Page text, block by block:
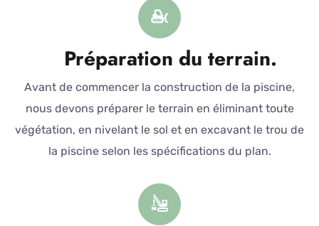
Préparation du terrain.
Avant de commencer la construction de la piscine,
nous devons préparer le terrain en éliminant toute
végétation, en nivelant le sol et en excavant le trou de
la piscine selon les spécifications du plan.